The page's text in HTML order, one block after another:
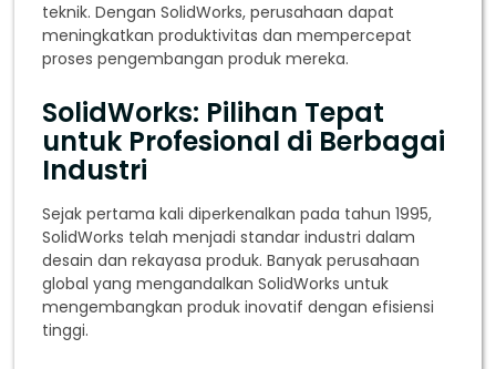
teknik. Dengan SolidWorks, perusahaan dapat
meningkatkan produktivitas dan mempercepat
proses pengembangan produk mereka.
SolidWorks: Pilihan Tepat
untuk Profesional di Berbagai
Industri
Sejak pertama kali diperkenalkan pada tahun 1995,
SolidWorks telah menjadi standar industri dalam
desain dan rekayasa produk. Banyak perusahaan
global yang mengandalkan SolidWorks untuk
mengembangkan produk inovatif dengan efisiensi
tinggi.